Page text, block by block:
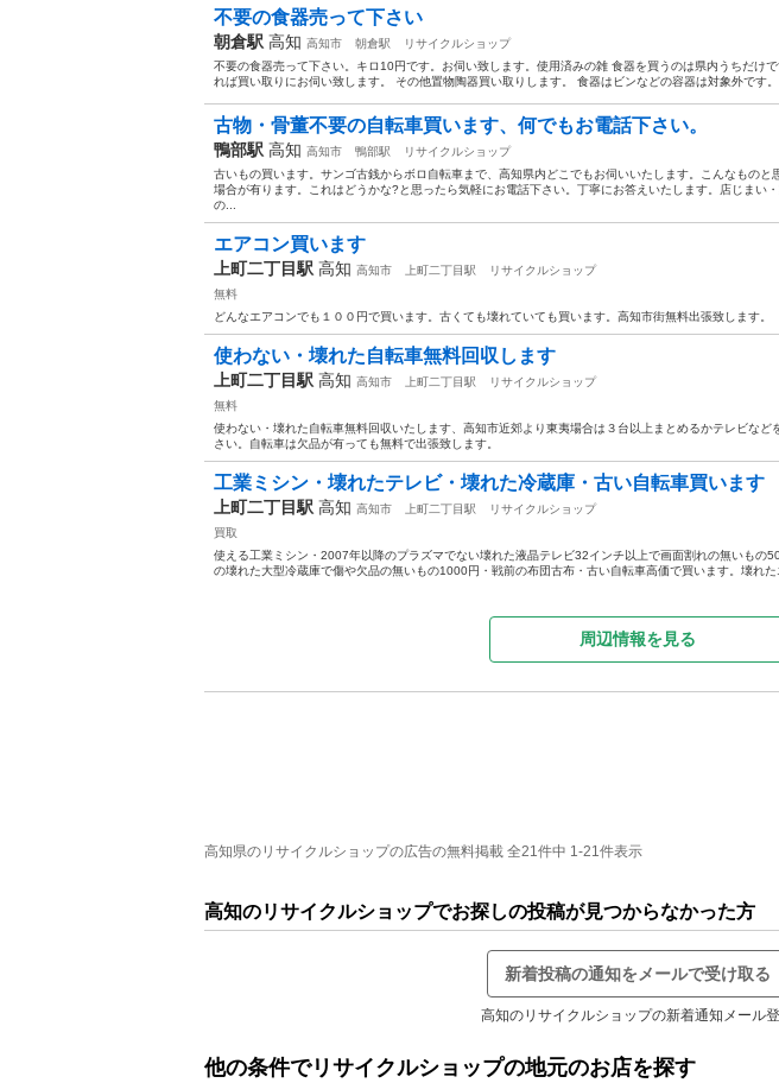
不要の食器売って下さい
朝倉駅 高知 高知市 朝倉駅
リサイクルショップ
不要の食器売って下さい。キロ10円です。お伺い致します。使用済みの雑 食器を買うのは県内うちだけ
れば買い取りにお伺い致します。 その他置物陶器買い取りします。 食器はビンなどの容器は対象外です。
古物・骨董不要の自転車買います、何でもお電話下さい。
鴨部駅 高知 高知市 鴨部駅
リサイクルショップ
古いもの買います。サンゴ古銭からボロ自転車まで、高知県内どこでもお伺いいたします。こんなものと
場合が有ります。これはどうかな?と思ったら気軽にお電話下さい。丁寧にお答えいたします。店じまい
の...
エアコン買います
上町二丁目駅 高知 高知市 上町二丁目駅
リサイクルショップ
無料
どんなエアコンでも１００円で買います。古くても壊れていても買います。高知市街無料出張致します。
使わない・壊れた自転車無料回収します
上町二丁目駅 高知 高知市 上町二丁目駅
リサイクルショップ
無料
使わない・壊れた自転車無料回収いたします、高知市近郊より東夷場合は３台以上まとめるかテレビなど
さい。自転車は欠品が有っても無料で出張致します。
工業ミシン・壊れたテレビ・壊れた冷蔵庫・古い自転車買います
上町二丁目駅 高知 高知市 上町二丁目駅
リサイクルショップ
買取
使える工業ミシン・2007年以降のプラズマでない壊れた液晶テレビ32インチ以上で画面割れの無いもの
の壊れた大型冷蔵庫で傷や欠品の無いもの1000円・戦前の布団古布・古い自転車高価で買います。壊れた
周辺情報を見る
高知県のリサイクルショップの広告の無料掲載 全21件中 1-21件表示
高知のリサイクルショップでお探しの投稿が見つからなかった方
新着投稿の通知をメールで受け取る
高知のリサイクルショップの新着通知メール
他の条件でリサイクルショップの地元のお店を探す